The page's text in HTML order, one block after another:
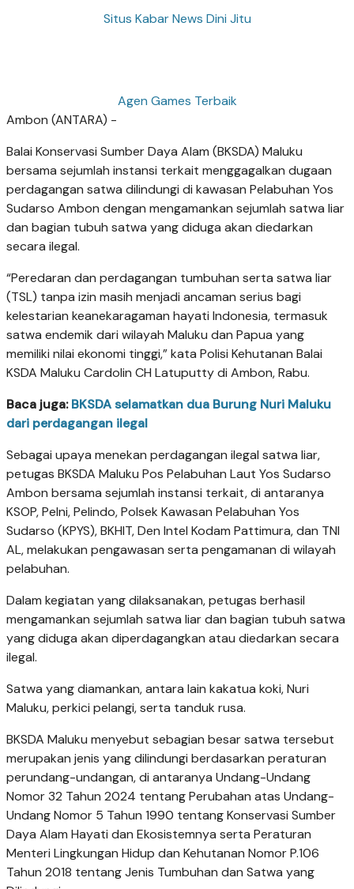
Situs Kabar News Dini Jitu
Agen Games Terbaik
Ambon (ANTARA) -
Balai Konservasi Sumber Daya Alam (BKSDA) Maluku
bersama sejumlah instansi terkait menggagalkan dugaan
perdagangan satwa dilindungi di kawasan Pelabuhan Yos
Sudarso Ambon dengan mengamankan sejumlah satwa liar
dan bagian tubuh satwa yang diduga akan diedarkan
secara ilegal.
“Peredaran dan perdagangan tumbuhan serta satwa liar
(TSL) tanpa izin masih menjadi ancaman serius bagi
kelestarian keanekaragaman hayati Indonesia, termasuk
satwa endemik dari wilayah Maluku dan Papua yang
memiliki nilai ekonomi tinggi,” kata Polisi Kehutanan Balai
KSDA Maluku Cardolin CH Latuputty di Ambon, Rabu.
Baca juga:BKSDA selamatkan dua Burung Nuri Maluku
dari perdagangan ilegal
Sebagai upaya menekan perdagangan ilegal satwa liar,
petugas BKSDA Maluku Pos Pelabuhan Laut Yos Sudarso
Ambon bersama sejumlah instansi terkait, di antaranya
KSOP, Pelni, Pelindo, Polsek Kawasan Pelabuhan Yos
Sudarso (KPYS), BKHIT, Den Intel Kodam Pattimura, dan TNI
AL, melakukan pengawasan serta pengamanan di wilayah
pelabuhan.
Dalam kegiatan yang dilaksanakan, petugas berhasil
mengamankan sejumlah satwa liar dan bagian tubuh satwa
yang diduga akan diperdagangkan atau diedarkan secara
ilegal.
Satwa yang diamankan, antara lain kakatua koki, Nuri
Maluku, perkici pelangi, serta tanduk rusa.
BKSDA Maluku menyebut sebagian besar satwa tersebut
merupakan jenis yang dilindungi berdasarkan peraturan
perundang-undangan, di antaranya Undang-Undang
Nomor 32 Tahun 2024 tentang Perubahan atas Undang-
Undang Nomor 5 Tahun 1990 tentang Konservasi Sumber
Daya Alam Hayati dan Ekosistemnya serta Peraturan
Menteri Lingkungan Hidup dan Kehutanan Nomor P.106
Tahun 2018 tentang Jenis Tumbuhan dan Satwa yang